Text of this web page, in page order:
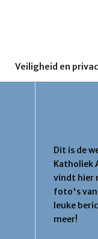
Veiligheid en
Dit is de
Katholiek
vindt hier
foto's
leuke
meer!